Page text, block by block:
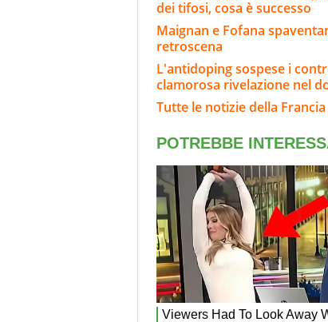
dei tifosi, cosa è successo
Maignan e Fofana
retroscena
L'antidoping sospese i
clamorosa rivelazione nel
Tutte le notizie della Francia